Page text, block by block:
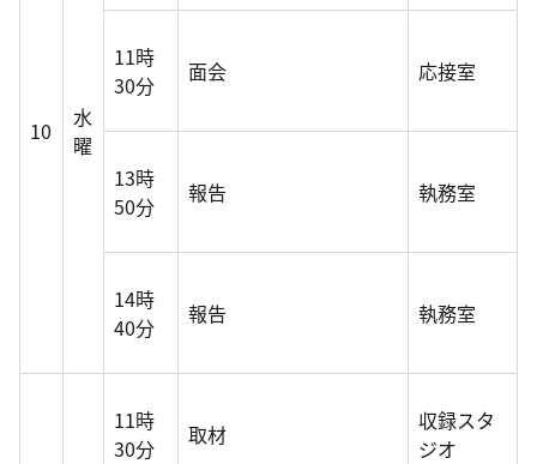
10
水
曜
11時
30分
面会 応接室
13時
50分
報告 執務室
14時
40分
報告 執務室
11時
30分
取材
収録スタ
ジオ